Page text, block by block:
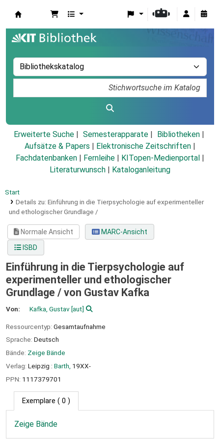
Erweiterte Suche Semesterapparate
Bibliotheken
Aufsätze & Papers
Elektronische Zeitschriften
Fachdatenbanken
Fernleihe KITopen-Medienportal
Literaturwunsch
Kataloganleitung
Start
Details zu: Einführung in die Tierpsychologie auf experimenteller
und ethologischer Grundlage /
Normale Ansicht
MARC-Ansicht
ISBD
Einführung in die Tierpsychologie auf
experimenteller und ethologischer
Grundlage / von Gustav Kafka
Von: Kafka, Gustav[aut]
Ressourcentyp: Gesamtaufnahme
Sprache: Deutsch
Bände: Zeige Bände
Verlag: Leipzig : Barth, 19XX-
PPN: 1117379701
Exemplare ( 0 )
Zeige Bände